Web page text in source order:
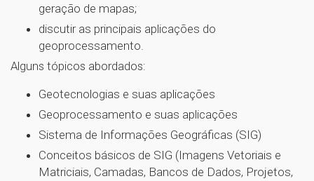
geração de mapas;
discutir as principais aplicações do
geoprocessamento.
Alguns tópicos abordados:
Geotecnologias e suas aplicações
Geoprocessamento e suas aplicações
Sistema de Informações Geográficas (SIG)
Conceitos básicos de SIG (Imagens Vetoriais e
Matriciais, Camadas, Bancos de Dados, Projetos,